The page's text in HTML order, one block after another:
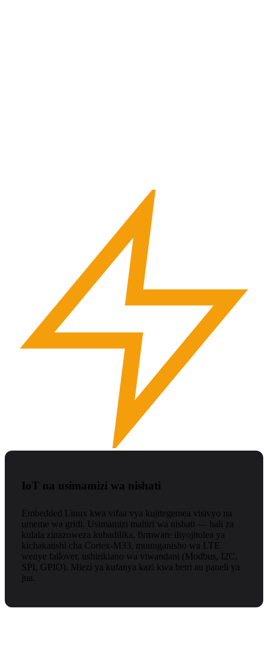
IoT na usimamizi wa nishati
Embedded Linux kwa vifaa vya kujitegemea visivyo na
umeme wa gridi. Usimamizi mahiri wa nishati — hali za
kulala zinazoweza kubadilika, firmware iliyojitolea ya
kichakatishi cha Cortex-M33, muunganisho wa LTE
wenye failover, ushirikiano wa viwandani (Modbus, I2C,
SPI, GPIO). Miezi ya kufanya kazi kwa betri au paneli ya
jua.